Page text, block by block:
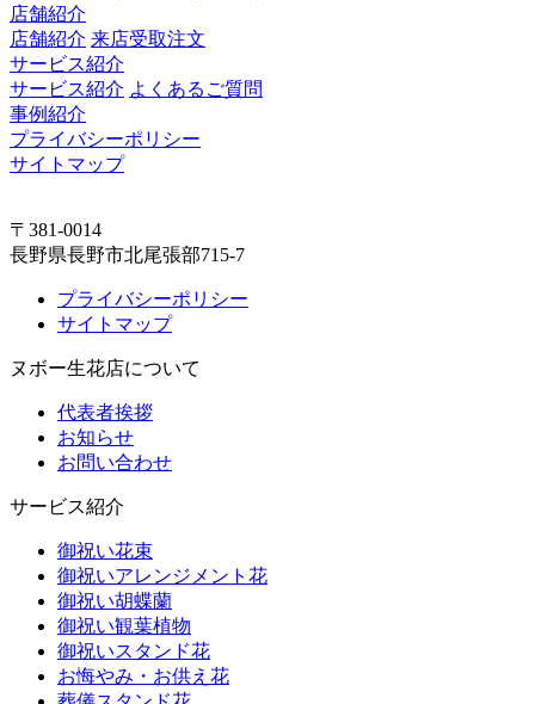
店舗紹介
店舗紹介 来店受取注文
サービス紹介
サービス紹介 よくあるご質問
事例紹介
プライバシーポリシー
サイトマップ
〒381-0014
長野県長野市北尾張部715-7
プライバシーポリシー
サイトマップ
ヌボー生花店について
代表者挨拶
お知らせ
お問い合わせ
サービス紹介
御祝い花束
御祝いアレンジメント花
御祝い胡蝶蘭
御祝い観葉植物
御祝いスタンド花
お悔やみ・お供え花